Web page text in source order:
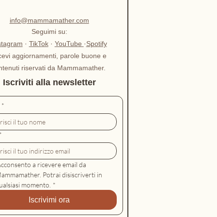
nascita Amazon
stampabile, consigli
e bonus finale
linguaggio chiaro, pratico e
ansia
gratuitamente
nel terzo trimestre o
giorni con il neonato
Gratis
guida gratuita, ma piena
info@mammamather.com
Seguimi su:
· TikTok· YouTube ·Spotify
aggiornamenti, parole buone e
riservati da Mammamather.
Iscriviti alla newsletter
*
*
a ricevere email da
Potrai disiscriverti in
momento. *
Iscrivimi ora